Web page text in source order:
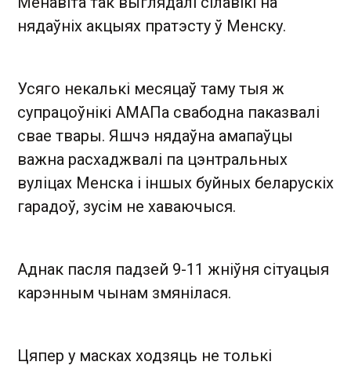
нядаўніх акцыях пратэсту ў Менску.
Усяго некалькі месяцаў таму тыя ж
супрацоўнікі АМАПа свабодна паказвалі
свае твары. Яшчэ нядаўна амапаўцы
важна расхаджвалі па цэнтральных
вуліцах Менска і іншых буйных беларускіх
гарадоў, зусім не хаваючыся.
Аднак пасля падзей 9-11 жніўня сітуацыя
карэнным чынам змянілася.
Цяпер у масках ходзяць не толькі